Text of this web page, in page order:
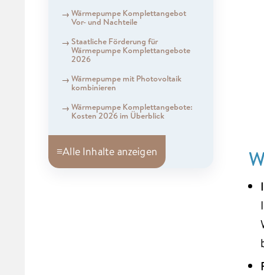
Wärmepumpe Komplettangebot
Vor- und Nachteile
Staatliche Förderung für
Wärmepumpe Komplettangebote
2026
Wärmepumpe mit Photovoltaik
kombinieren
Wärmepumpe Komplettangebote:
Kosten 2026 im Überblick
≡Alle Inhalte anzeigen